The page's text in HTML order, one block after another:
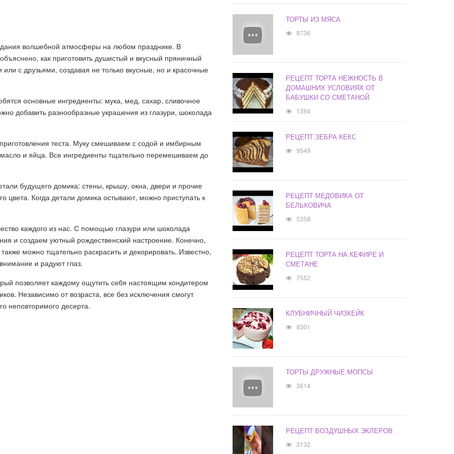
волшебной атмосферы на любом празднике. В
как приготовить душистый и вкусный пряничный
с друзьями, создавая не только вкусные, но и красочные
основные ингредиенты: мука, мед, сахар, сливочное
добавить разнообразные украшения из глазури, шоколада
теста. Муку смешиваем с содой и имбирным
и яйца. Все ингредиенты тщательно перемешиваем до
будущего домика: стены, крышу, окна, двери и прочие
цвета. Когда детали домика остывают, можно приступать к
каждого из нас. С помощью глазури или шоколада
и создаем уютный рождественский настроение. Конечно,
можно тщательно раскрасить и декорировать. Известно,
и радуют глаз.
позволяет каждому ощутить себя настоящим кондитером
Независимо от возраста, все без исключения смогут
неповторимого десерта.
ТОРТЫ ИЗ МЯСА
8736
РЕЦЕПТ ТОРТА НЕЖНОСТЬ В
ДОМАШНИХ УСЛОВИЯХ ОТ
БАБУШКИ СО СМЕТАНОЙ
1394
РЕЦЕПТ ЗЕБРА КЕКС
9549
РЕЦЕПТ МЕДОВИКА ОТ
БЕЛЬКОВИЧА
5358
РЕЦЕПТ ТОРТА НА КЕФИРЕ И
СМЕТАНЕ
7552
КЛУБНИЧНЫЙ ЧИЗКЕЙК
8301
ТОРТЫ ДРУЖНЫЕ МОПСЫ
3814
РЕЦЕПТ ВОЗДУШНЫХ ЭКЛЕРОВ
3132